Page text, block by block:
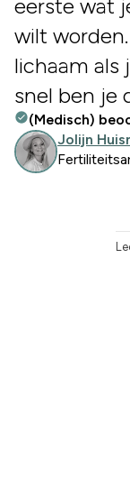
eerste wat
wilt
lichaam als
snel ben je
(Medisch)
Jolijn